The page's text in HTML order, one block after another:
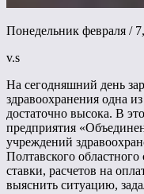
Понедельник февраля /
v.s
На сегодняшний день
здравоохранения одна
достаточно высока. В
предприятия
учреждений
Полтавского
ставки, расчетов на
выяснить ситуацию,